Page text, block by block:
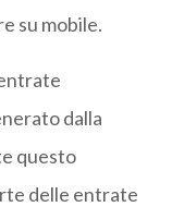
su mobile.
dalla
questo
delle entrate